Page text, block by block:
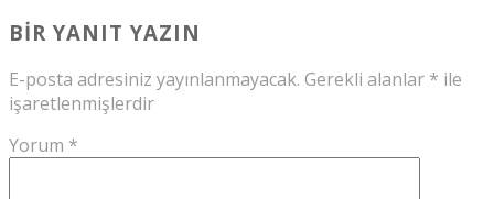
BIR YANIT YAZIN
E-posta adresiniz yayınlanmayacak. Gerekli alanlar * ile
işaretlenmişlerdir
Yorum *